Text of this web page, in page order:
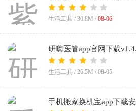
v1.1
生活工具 / 30.8M / 08-06
研嗨医管app官网下载
生活工具 / 26.5M / 08-05
手机搬家换机宝app下载